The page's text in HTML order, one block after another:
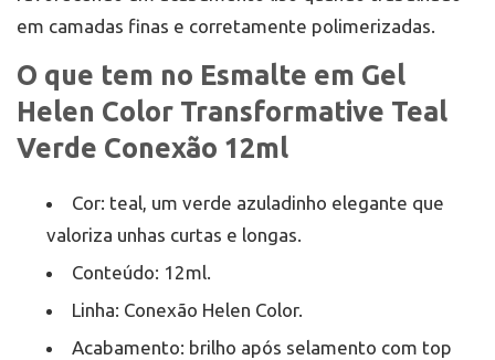
em camadas finas e corretamente polimerizadas.
O que tem no Esmalte em Gel
Helen Color Transformative Teal
Verde Conexão 12ml
Cor: teal, um verde azuladinho elegante que
valoriza unhas curtas e longas.
Conteúdo: 12ml.
Linha: Conexão Helen Color.
Acabamento: brilho após selamento com top